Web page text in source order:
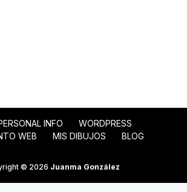
INFO
WORDPRESS
WEB
MIS DIBUJOS BLOG
© 2026 Juanma González